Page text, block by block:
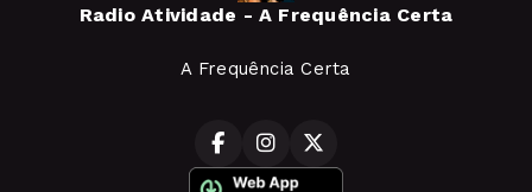
Radio Atividade - A Frequência Certa
A Frequência Certa